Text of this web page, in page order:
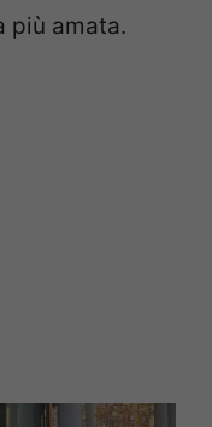
più amata.